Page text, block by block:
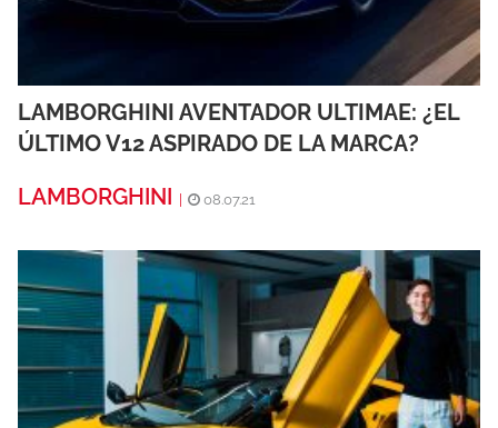
LAMBORGHINI AVENTADOR ULTIMAE: ¿EL
ÚLTIMO V12 ASPIRADO DE LA MARCA?
LAMBORGHINI
08.07.21